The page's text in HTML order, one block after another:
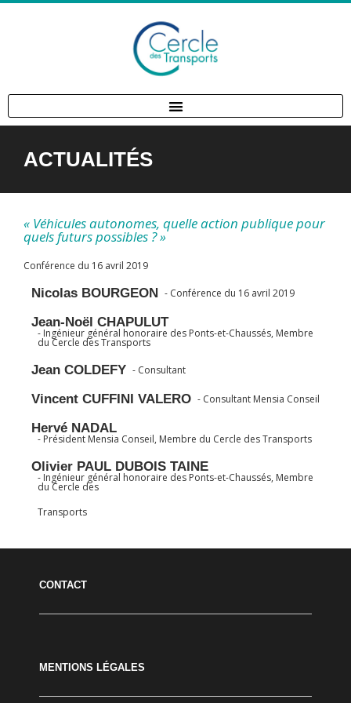
ACTUALITÉS
« Véhicules autonomes, quelle action publique pour
quels futurs possibles ? »
Conférence du 16 avril 2019
Nicolas BOURGEON - Conférence du 16 avril 2019
Jean-Noël CHAPULUT
- Ingénieur général honoraire des Ponts-et-Chaussés, Membre
du Cercle des Transports
Jean COLDEFY - Consultant
Vincent CUFFINI VALERO - Consultant Mensia Conseil
Hervé NADAL
- Président Mensia Conseil, Membre du Cercle des Transports
Olivier PAUL DUBOIS TAINE
- Ingénieur général honoraire des Ponts-et-Chaussés, Membre
du Cercle des
Transports
CONTACT
MENTIONS LÉGALES